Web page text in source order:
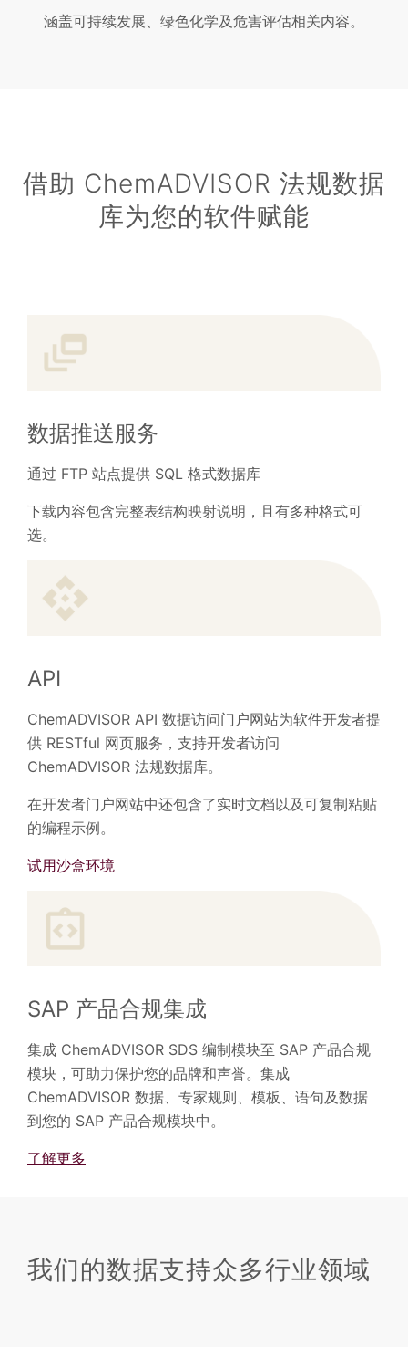
涵盖可持续发展、绿色化学及危害评估相关内容。
借助 ChemADVISOR 法规数据
库为您的软件赋能
数据推送服务
通过 FTP 站点提供 SQL 格式数据库
下载内容包含完整表结构映射说明，且有多种格式可
选。
API
ChemADVISOR API 数据访问门户网站为软件开发者提
供 RESTful 网页服务，支持开发者访问
ChemADVISOR 法规数据库。
在开发者门户网站中还包含了实时文档以及可复制粘贴
的编程示例。
试用沙盒环境
SAP 产品合规集成
集成 ChemADVISOR SDS 编制模块至 SAP 产品合规
模块，可助力保护您的品牌和声誉。集成
ChemADVISOR 数据、专家规则、模板、语句及数据
到您的 SAP 产品合规模块中。
了解更多
我们的数据支持众多行业领域